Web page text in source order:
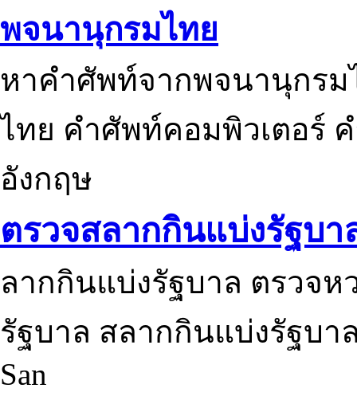
พจนานุกรมไทย
หาคำศัพท์จากพจนานุกรม
ไทย คำศัพท์คอมพิวเตอร์
อังกฤษ
ตรวจสลากกินแบ่งรัฐบา
ลากกินแบ่งรัฐบาล ตรวจ
รัฐบาล สลากกินแบ่งรัฐบา
San